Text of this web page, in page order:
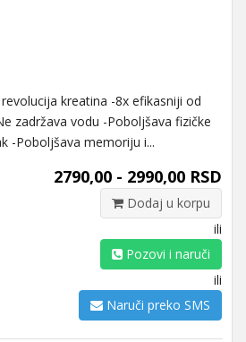
revolucija kreatina -8x efikasniji od
zadržava vodu -Poboljšava fizičke
-Poboljšava memoriju i...
2790,00 - 2990,00 RSD
Dodaj u korpu
ili
Pozovi i naruči
ili
Naruči preko SMS